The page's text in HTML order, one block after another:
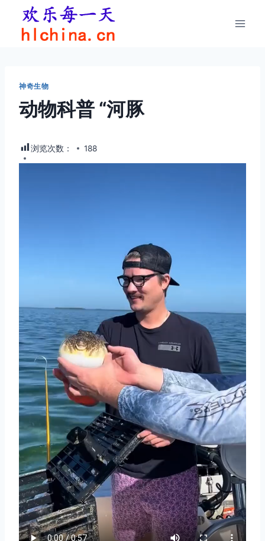
神奇生物
动物科普 “河豚
浏览次数： 188